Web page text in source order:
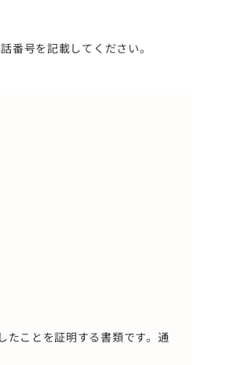
番号を記載してください。
たことを証明する書類です。通